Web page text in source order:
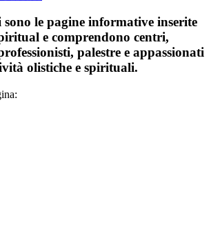
le pagine informative inserite
e comprendono centri,
palestre e appassionati
olistiche e spirituali.